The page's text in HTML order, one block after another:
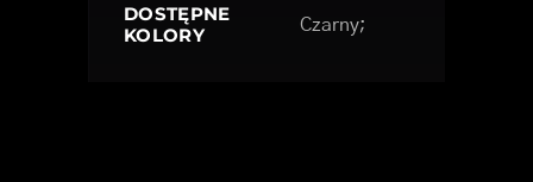
DOSTĘPNE
KOLORY
Czarny;